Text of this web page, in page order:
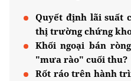
Quyết định lãi suất
thị trường chứng
Khối ngoại bán
"mưa rào" cuối thu?
Rốt ráo trên hành